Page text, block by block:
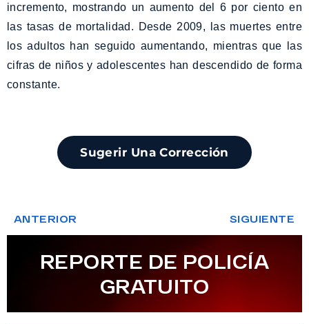
incremento, mostrando un aumento del 6 por ciento en
las tasas de mortalidad. Desde 2009, las muertes entre
los adultos han seguido aumentando, mientras que las
cifras de niños y adolescentes han descendido de forma
constante.
Sugerir Una Corrección
ANTERIOR SIGUIENTE
REPORTE DE POLICÍA
GRATUITO